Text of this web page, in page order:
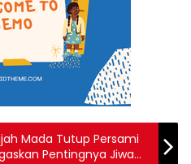
Mada Tutup Persami
Pentingnya Jiwa